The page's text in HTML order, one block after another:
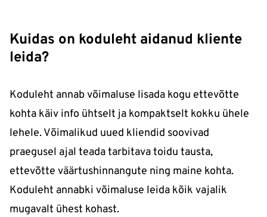
Kuidas on koduleht aidanud kliente
leida?
Koduleht annab võimaluse lisada kogu ettevõtte
kohta käiv info ühtselt ja kompaktselt kokku ühele
lehele. Võimalikud uued kliendid soovivad
praegusel ajal teada tarbitava toidu tausta,
ettevõtte väärtushinnangute ning maine kohta.
Koduleht annabki võimaluse leida kõik vajalik
mugavalt ühest kohast.